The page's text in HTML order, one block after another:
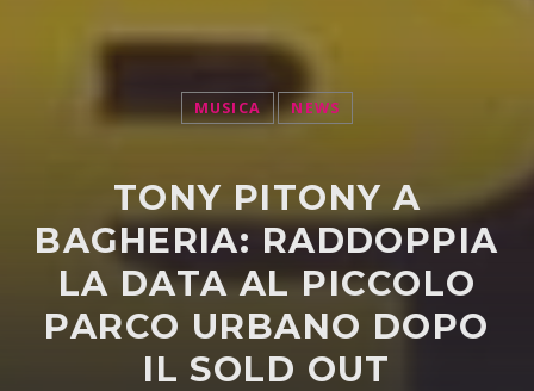
MUSICA NEWS
TONY PITONY A
BAGHERIA: RADDOPPIA
LA DATA AL PICCOLO
PARCO URBANO DOPO
IL SOLD OUT